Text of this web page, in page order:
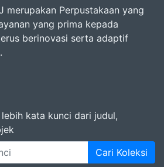
merupakan Perpustakaan yang
yang prima kepada
berinovasi serta adaptif
kata kunci dari judul,
Cari Koleksi